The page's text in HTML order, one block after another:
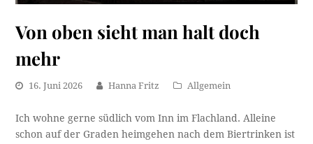
Von oben sieht man halt doch
mehr
16. Juni 2026 Hanna Fritz Allgemein
Ich wohne gerne südlich vom Inn im Flachland. Alleine
schon auf der Graden heimgehen nach dem Biertrinken ist